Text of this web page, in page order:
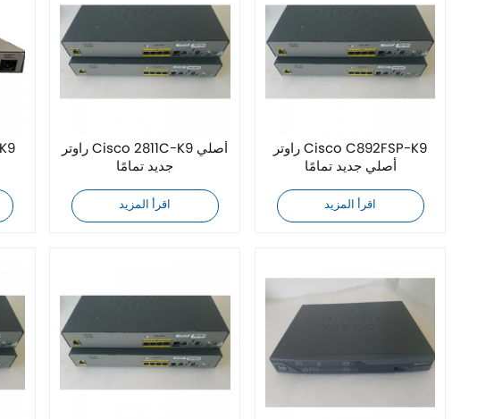
راوتر Cisco 2811C-K9 أصلي
جديد تمامًا
اقرأ المزيد
راوتر Cisco C892FSP-K9
أصلي جديد تمامًا
اقرأ المزيد